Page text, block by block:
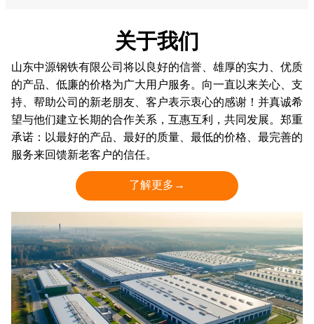
关于我们
山东中源钢铁有限公司将以良好的信誉、雄厚的实力、优质
的产品、低廉的价格为广大用户服务。向一直以来关心、支
持、帮助公司的新老朋友、客户表示衷心的感谢！并真诚希
望与他们建立长期的合作关系，互惠互利，共同发展。郑重
承诺：以最好的产品、最好的质量、最低的价格、最完善的
服务来回馈新老客户的信任。
了解更多→